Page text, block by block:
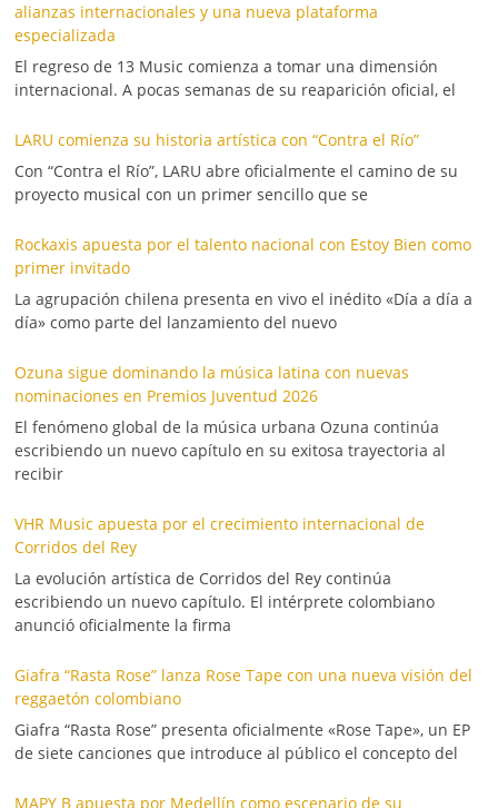
alianzas internacionales y una nueva plataforma
especializada
El regreso de 13 Music comienza a tomar una dimensión
internacional. A pocas semanas de su reaparición oficial, el
LARU comienza su historia artística con “Contra el Río”
Con “Contra el Río”, LARU abre oficialmente el camino de su
proyecto musical con un primer sencillo que se
Rockaxis apuesta por el talento nacional con Estoy Bien como
primer invitado
La agrupación chilena presenta en vivo el inédito «Día a día a
día» como parte del lanzamiento del nuevo
Ozuna sigue dominando la música latina con nuevas
nominaciones en Premios Juventud 2026
El fenómeno global de la música urbana Ozuna continúa
escribiendo un nuevo capítulo en su exitosa trayectoria al
recibir
VHR Music apuesta por el crecimiento internacional de
Corridos del Rey
La evolución artística de Corridos del Rey continúa
escribiendo un nuevo capítulo. El intérprete colombiano
anunció oficialmente la firma
Giafra “Rasta Rose” lanza Rose Tape con una nueva visión del
reggaetón colombiano
Giafra “Rasta Rose” presenta oficialmente «Rose Tape», un EP
de siete canciones que introduce al público el concepto del
MAPY B apuesta por Medellín como escenario de su